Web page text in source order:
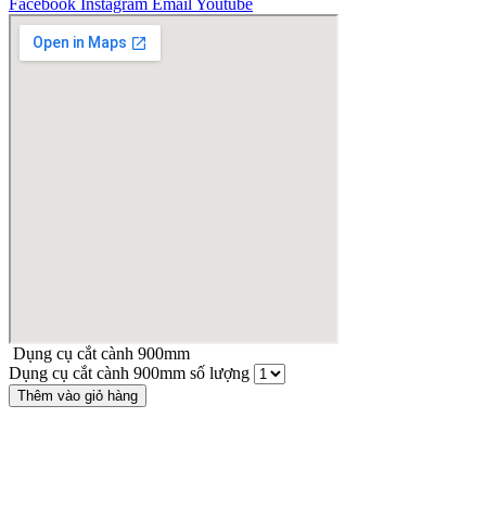
Facebook Instagram Email Youtube
Dụng cụ cắt cành 900mm
Dụng cụ cắt cành 900mm số lượng
Thêm vào giỏ hàng